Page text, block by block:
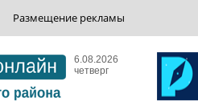
Размещение рекламы
6.08.2026
четверг